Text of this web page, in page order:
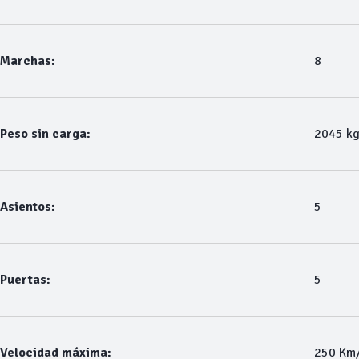
Marchas: 8
Peso sin carga: 2045 kg
Asientos: 5
Puertas: 5
Velocidad máxima: 250